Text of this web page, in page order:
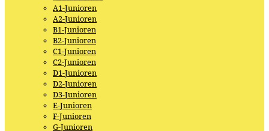
A1-Junioren
A2-Junioren
B1-Junioren
B2-Junioren
C1-Junioren
C2-Junioren
D1-Junioren
D2-Junioren
D3-Junioren
E-Junioren
F-Junioren
G-Junioren